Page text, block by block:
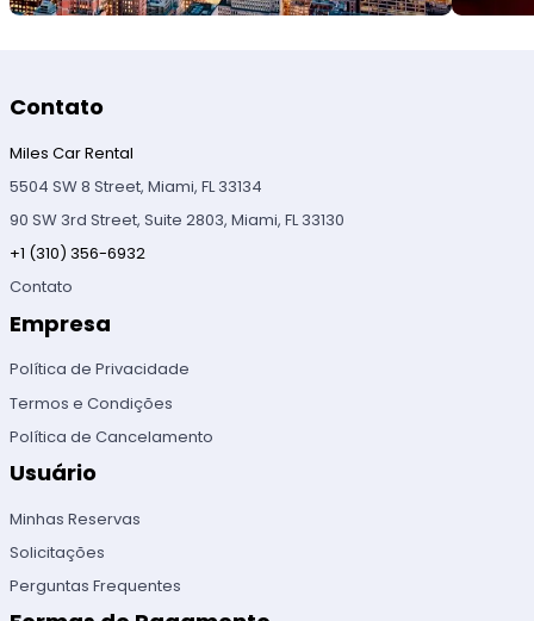
Contato
Miles Car Rental
5504 SW 8 Street, Miami, FL 33134
90 SW 3rd Street, Suite 2803, Miami, FL 33130
+1 (310) 356-6932
Contato
Empresa
Política de Privacidade
Termos e Condições
Política de Cancelamento
Usuário
Minhas Reservas
Solicitações
Perguntas Frequentes